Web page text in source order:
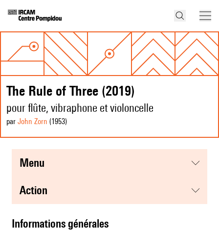
The Rule of Three (2019)
pour flûte, vibraphone et violoncelle
par John Zorn (1953)
menu
action
informations générales